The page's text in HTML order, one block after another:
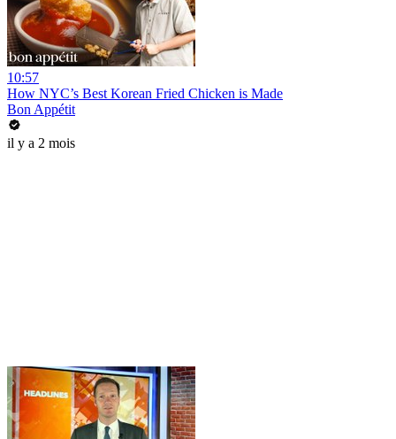
10:57
How NYC’s Best Korean Fried Chicken is Made
Bon Appétit
il y a 2 mois